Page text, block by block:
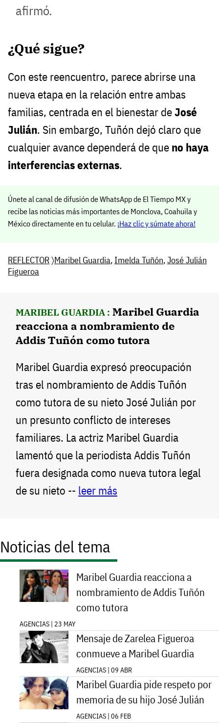
afirmó.
¿Qué sigue?
Con este reencuentro, parece abrirse una
nueva etapa en la relación entre ambas
familias, centrada en el bienestar deJosé
Julián. Sin embargo, Tuñón dejó claro que
cualquier avance dependerá de que no haya
interferencias externas.
Únete al canal de difusión de WhatsApp de El Tiempo MX y
recibe las noticias más importantes de Monclova, Coahuila y
México directamente en tu celular. ¡Haz clic y súmate ahora!
REFLECTOR〉Maribel Guardia, Imelda Tuñón,José Julián
Figueroa
MARIBEL GUARDIA : Maribel Guardia
reacciona a nombramiento de
Addis Tuñón como tutora
Maribel Guardia expresó preocupación
tras el nombramiento de Addis Tuñón
como tutora de su nieto José Julián por
un presunto conflicto de intereses
familiares. La actriz Maribel Guardia
lamentó que la periodista Addis Tuñón
fuera designada como nueva tutora legal
de su nieto -- leer más
Noticias del tema
Maribel Guardia reacciona a
nombramiento de Addis Tuñón
como tutora
AGENCIAS | 23 MAY
Mensaje de Zarelea Figueroa
conmueve a Maribel Guardia
AGENCIAS | 09 ABR
Maribel Guardia pide respeto por
memoria de su hijo José Julián
AGENCIAS | 06 FEB